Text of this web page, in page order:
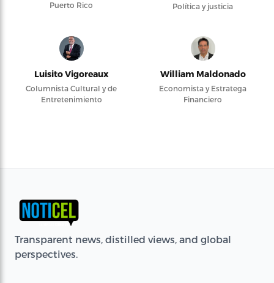
Puerto Rico
Política y justicia
Luisito Vigoreaux
Columnista Cultural y de
Entretenimiento
William Maldonado
Economista y Estratega
Financiero
Transparent news, distilled views, and global
perspectives.